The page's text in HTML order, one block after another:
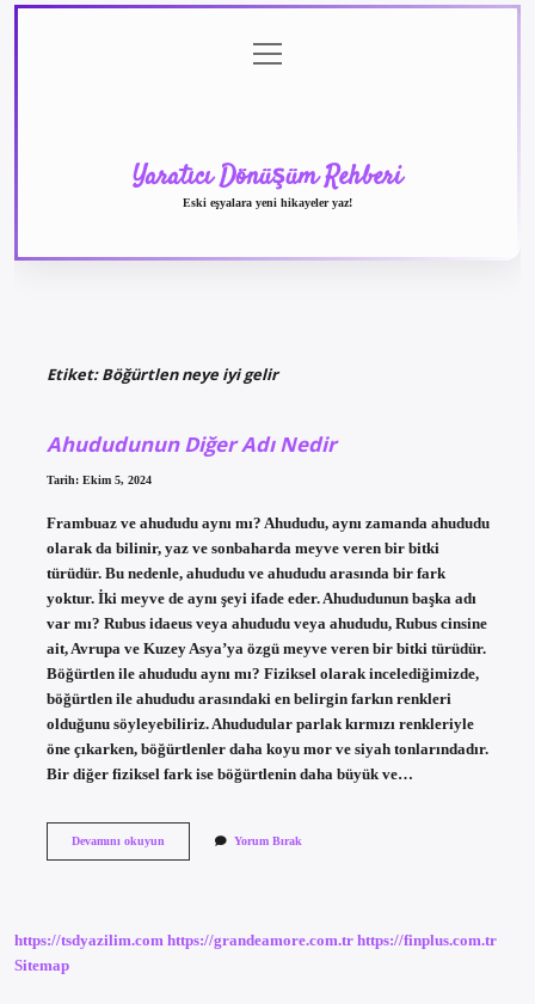
menüyü
aç
Yaratıcı Dönüşüm Rehberi
Eski eşyalara yeni hikayeler yaz!
Etiket:Böğürtlen neye iyi gelir
Ahududunun Diğer Adı Nedir
Tarih: Ekim 5, 2024
Frambuaz ve ahududu aynı mı? Ahududu, aynı zamanda ahududu
olarak da bilinir, yaz ve sonbaharda meyve veren bir bitki
türüdür. Bu nedenle, ahududu ve ahududu arasında bir fark
yoktur. İki meyve de aynı şeyi ifade eder. Ahududunun başka adı
var mı? Rubus idaeus veya ahududu veya ahududu, Rubus cinsine
ait, Avrupa ve Kuzey Asya’ya özgü meyve veren bir bitki türüdür.
Böğürtlen ile ahududu aynı mı? Fiziksel olarak incelediğimizde,
böğürtlen ile ahududu arasındaki en belirgin farkın renkleri
olduğunu söyleyebiliriz. Ahududular parlak kırmızı renkleriyle
öne çıkarken, böğürtlenler daha koyu mor ve siyah tonlarındadır.
Bir diğer fiziksel fark ise böğürtlenin daha büyük ve…
Devamını okuyunAhududununYorum Bırak
https://tsdyazilim.com https://grandeamore.com.tr https://finplus.com.tr
Sitemap